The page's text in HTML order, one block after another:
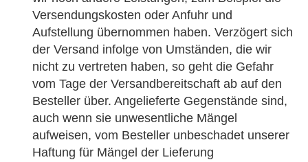
Versendungskosten oder Anfuhr und
Aufstellung übernommen haben. Verzögert sich
der Versand infolge von Umständen, die wir
nicht zu vertreten haben, so geht die Gefahr
vom Tage der Versandbereitschaft ab auf den
Besteller über. Angelieferte Gegenstände sind,
auch wenn sie unwesentliche Mängel
aufweisen, vom Besteller unbeschadet unserer
Haftung für Mängel der Lieferung